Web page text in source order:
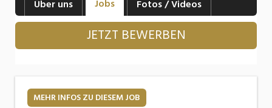
Industrie, Maschinenbau, Anlagenbau,
Produktion
Informatik, Telekommunikation
Körperpflege, Wellness
Über uns Jobs Fotos / Videos
JETZT BEWERBEN
MEHR INFOS ZU DIESEM JOB